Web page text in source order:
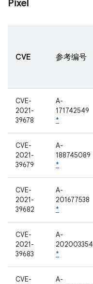
Pixel
CVE 参考编号
CVE-
2021-
39678
A-
171742549
*
CVE-
2021-
39679
A-
188745089
*
CVE-
2021-
39682
A-
201677538
*
CVE-
2021-
39683
A-
202003354
*
CVE-
A-